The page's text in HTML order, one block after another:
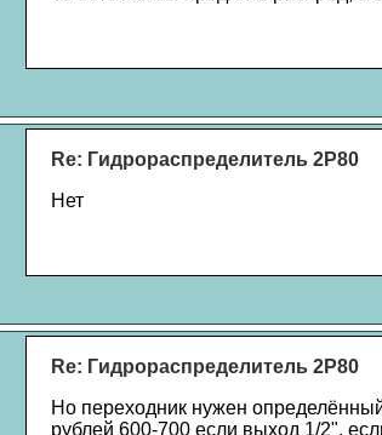
Re: Гидрораспределитель 2Р80
Нет
Re: Гидрораспределитель 2Р80
Но переходник нужен
рублей 600-700 если выход 1/2",